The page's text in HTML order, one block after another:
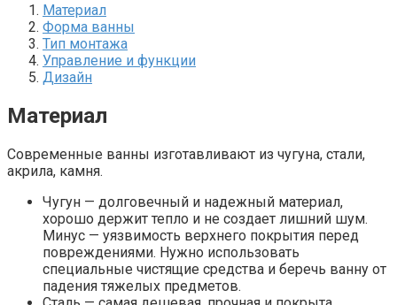
Материал
Форма ванны
Тип монтажа
Управление и функции
Дизайн
Материал
Современные ванны изготавливают из чугуна, стали,
акрила, камня.
Чугун — долговечный и надежный материал,
хорошо держит тепло и не создает лишний шум.
Минус — уязвимость верхнего покрытия перед
повреждениями. Нужно использовать
специальные чистящие средства и беречь ванну от
падения тяжелых предметов.